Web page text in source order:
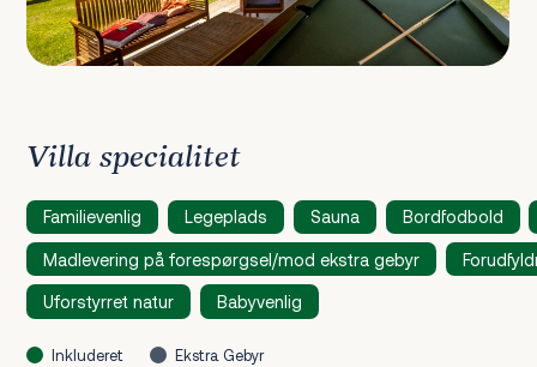
Villa specialitet
Familievenlig Legeplads Sauna Bordfodbold
Madlevering på forespørgsel/mod ekstra gebyr
Uforstyrret natur Babyvenlig
Inkluderet Ekstra Gebyr